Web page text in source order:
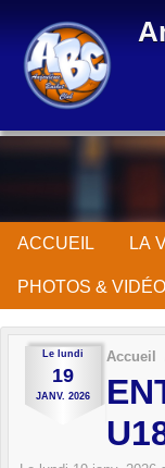
ACCUEIL LA
PHOTOS &
Le lundi
19
JANV. 2026
Accueil